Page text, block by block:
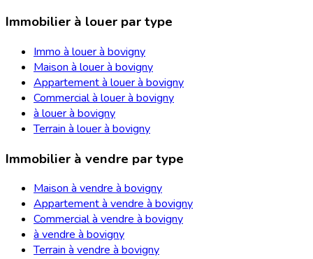
Immobilier à louer par type
Immo à louer à bovigny
Maison à louer à bovigny
Appartement à louer à bovigny
Commercial à louer à bovigny
à louer à bovigny
Terrain à louer à bovigny
Immobilier à vendre par type
Maison à vendre à bovigny
Appartement à vendre à bovigny
Commercial à vendre à bovigny
à vendre à bovigny
Terrain à vendre à bovigny